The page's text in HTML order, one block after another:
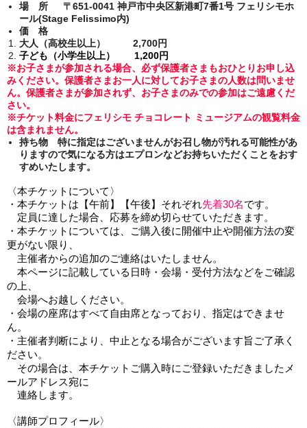
場 所
〒651-0041 神戸市中央区新港町7番1号 フェリシモホ
ール(Stage Felissimo内)
価 格
大人（高校生以上） 2,700円
子ども（小学生以上） 1,200円
※お子さまが参加される場合、必ず保護者さまもおひとりお申し込
みください。保護者さまお一人に対してお子さまの人数は問いませ
ん。保護者さまが参加されず、お子さまのみでの参加はご遠慮くだ
さい。
※チケット料金にフェリシモ チョコレート ミュージアムの観覧料金
は含まれません。
持ち物 特に指定はございませんがお召し物が汚れる可能性があ
りますので気になる方はエプロンなどお持ちいただくことをおす
すめいたします。
〈本チケットについて〉
・本チケットは【午前】【午後】それぞれ先着30名です。
定員に達した場合、応募を締め切らせていただきます。
・本チケットについては、ご購入後に開催中止や開催方法の変
更がない限り、
主催者からの追加のご連絡はいたしません。
本ページに記載している日時・会場・受付方法などをご確認
の上、
会場へお越しください。
・会場の座席はすべて自由席となっており、指定はできませ
ん。
・主催者判断により、 中止となる場合がございます旨ご了承く
ださい。
その場合は、本チケットご購入時にご登録いただきましたメ
ールアドレス宛に
連絡します。
〈講師プロフィール〉